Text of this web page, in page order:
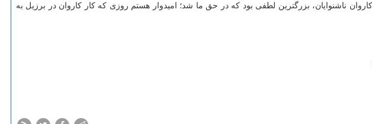
ناشنوایان، بزرگترین لطفی بود که در حق ما شد؛ امیدوار هستم روزی که کار کاروان در برزیل به